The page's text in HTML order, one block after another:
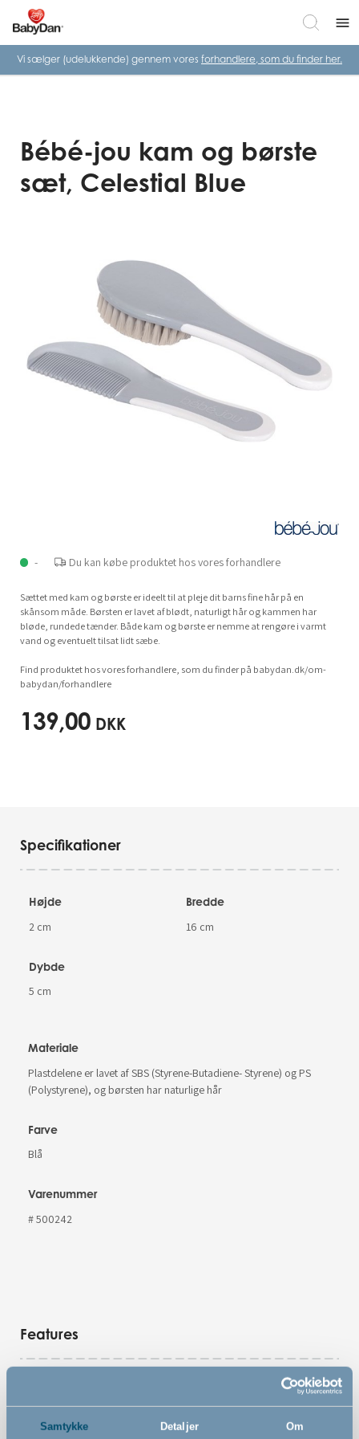
Samtykke Detaljer Om
menu
Vi sælger (udelukkende) gennem vores forhandlere, som du finder her.
- Du kan købe produktet hos vores forhandlere
Sættet med kam og børste er ideelt til at pleje dit barns fine hår på en
skånsom måde. Børsten er lavet af blødt, naturligt hår og kammen har
bløde, rundede tænder. Både kam og børste er nemme at rengøre i varmt
vand og eventuelt tilsat lidt sæbe.
Find produktet hos vores forhandlere, som du finder på babydan.dk/om-
babydan/forhandlere
139,00 DKK
Bébé-jou kam og børste
sæt, Celestial Blue
Specifikationer
Højde
2 cm
Bredde
16 cm
Dybde
5 cm
Materiale
Plastdelene er lavet af SBS (Styrene-Butadiene- Styrene) og PS
(Polystyrene), og børsten har naturlige hår
Farve
Blå
Varenummer
# 500242
Features
Børsten er lavet af blødt, naturligt hår